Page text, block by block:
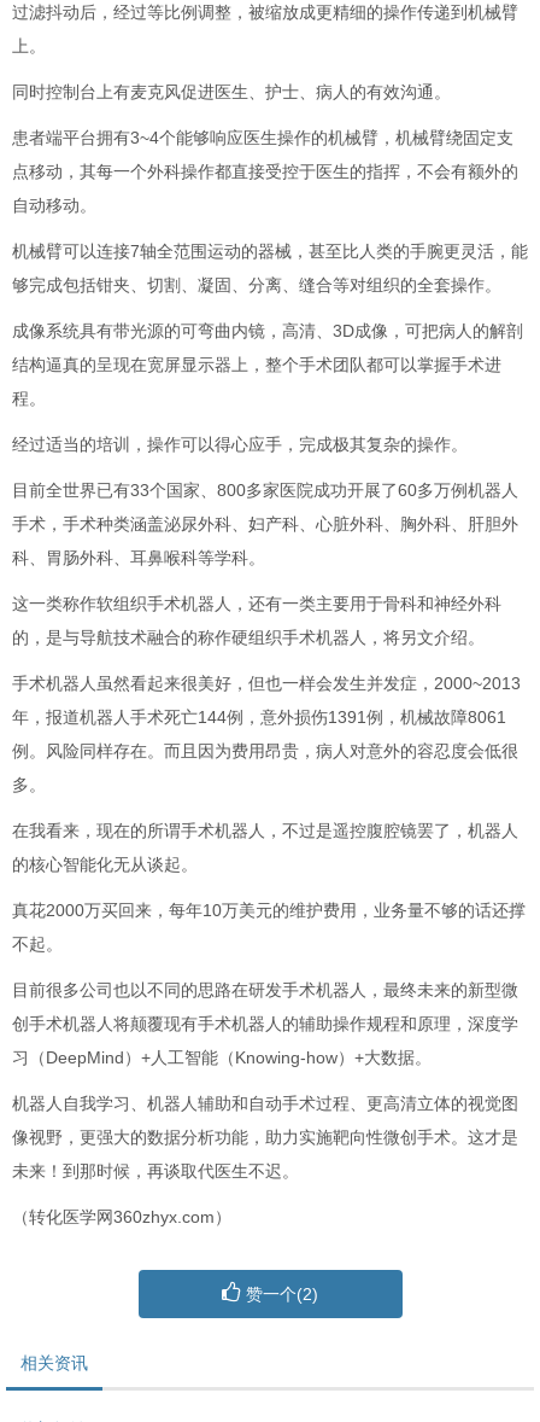
过滤抖动后，经过等比例调整，被缩放成更精细的操作传递到机械臂
上。
同时控制台上有麦克风促进医生、护士、病人的有效沟通。
患者端平台拥有3~4个能够响应医生操作的机械臂，机械臂绕固定支
点移动，其每一个外科操作都直接受控于医生的指挥，不会有额外的
自动移动。
机械臂可以连接7轴全范围运动的器械，甚至比人类的手腕更灵活，能
够完成包括钳夹、切割、凝固、分离、缝合等对组织的全套操作。
成像系统具有带光源的可弯曲内镜，高清、3D成像，可把病人的解剖
结构逼真的呈现在宽屏显示器上，整个手术团队都可以掌握手术进
程。
经过适当的培训，操作可以得心应手，完成极其复杂的操作。
目前全世界已有33个国家、800多家医院成功开展了60多万例机器人
手术，手术种类涵盖泌尿外科、妇产科、心脏外科、胸外科、肝胆外
科、胃肠外科、耳鼻喉科等学科。
这一类称作软组织手术机器人，还有一类主要用于骨科和神经外科
的，是与导航技术融合的称作硬组织手术机器人，将另文介绍。
手术机器人虽然看起来很美好，但也一样会发生并发症，2000~2013
年，报道机器人手术死亡144例，意外损伤1391例，机械故障8061
例。风险同样存在。而且因为费用昂贵，病人对意外的容忍度会低很
多。
在我看来，现在的所谓手术机器人，不过是遥控腹腔镜罢了，机器人
的核心智能化无从谈起。
真花2000万买回来，每年10万美元的维护费用，业务量不够的话还撑
不起。
目前很多公司也以不同的思路在研发手术机器人，最终未来的新型微
创手术机器人将颠覆现有手术机器人的辅助操作规程和原理，深度学
习（DeepMind）+人工智能（Knowing-how）+大数据。
机器人自我学习、机器人辅助和自动手术过程、更高清立体的视觉图
像视野，更强大的数据分析功能，助力实施靶向性微创手术。这才是
未来！到那时候，再谈取代医生不迟。
（转化医学网360zhyx.com）
赞一个(2)
相关资讯